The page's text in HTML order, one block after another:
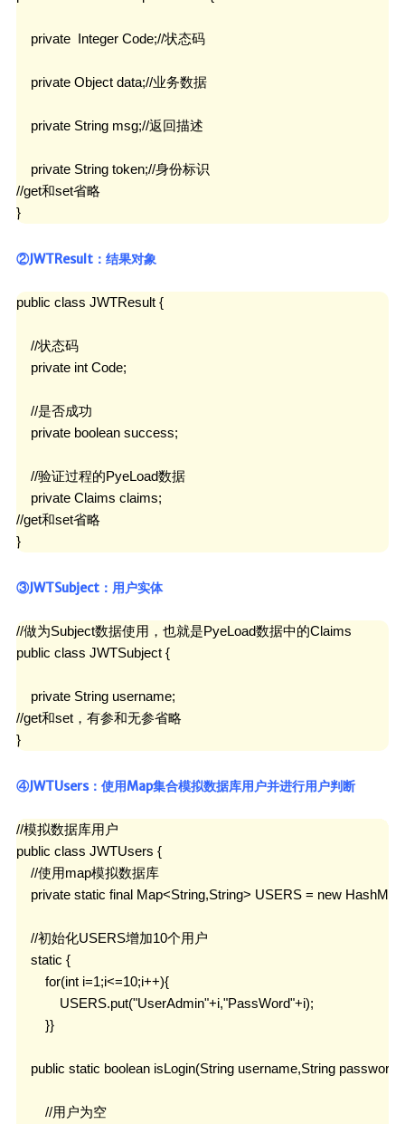
    private  Integer Code;//状态码
    private Object data;//业务数据
    private String msg;//返回描述
    private String token;//身份标识
//get和set省略
}
②JWTResult：结果对象
public class JWTResult {
    //状态码
    private int Code;
    //是否成功
    private boolean success;
    //验证过程的PyeLoad数据
    private Claims claims;
//get和set省略
}
③JWTSubject：用户实体
//做为Subject数据使用，也就是PyeLoad数据中的Claims
public class JWTSubject {
    private String username;
//get和set，有参和无参省略
}
④JWTUsers：使用Map集合模拟数据库用户并进行用户判断
//模拟数据库用户
public class JWTUsers {
    //使用map模拟数据库
private static final Map<String,String> USERS = new
    //初始化USERS增加10个用户
    static {
        for(int i=1;i<=10;i++){
            USERS.put("UserAdmin"+i,"PassWord"+i);
        }}
    public static boolean isLogin(String username,String password){
        //用户为空